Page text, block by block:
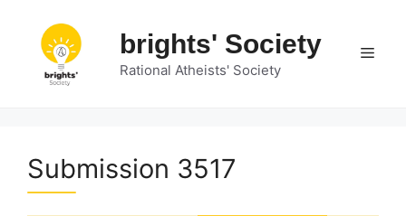
content
brights' Society
Rational Atheists' Society
Submission 3517